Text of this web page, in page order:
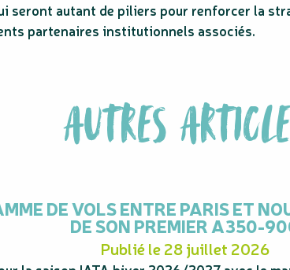
seront autant de piliers pour renforcer la
partenaires institutionnels associés.
AUTRES
DE VOLS ENTRE PARIS ET
DE SON PREMIER A350-
Publié le 28 juillet 2026